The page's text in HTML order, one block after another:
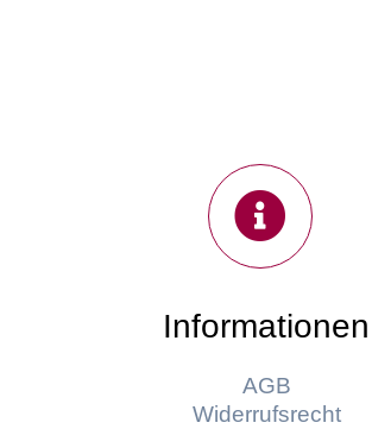
Informationen
AGB
Widerrufsrecht